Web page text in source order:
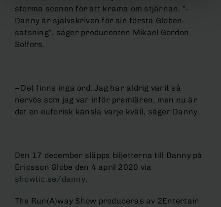
storma scenen för att krama om stjärnan. ”-
Danny är självskriven för sin första Globen-
satsning”, säger producenten Mikael Gordon
Solfors.
– Det finns inga ord. Jag har aldrig varit så
nervös som jag var inför premiären, men nu är
det en euforisk känsla varje kväll, säger Danny.
Den 17 december släpps biljetterna till Danny på
Ericsson Globe den 4 april 2020 via
showtic.se/danny.
The Run(A)way Show produceras av 2Entertain